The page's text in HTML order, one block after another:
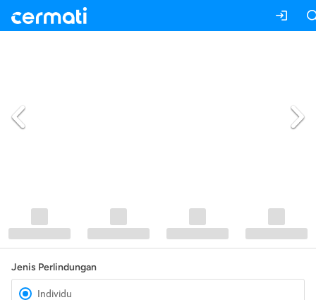
Jenis Perlindungan
Individu